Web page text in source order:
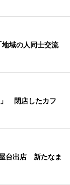
域の人同士交流
」 閉店したカフ
台出店 新たなま